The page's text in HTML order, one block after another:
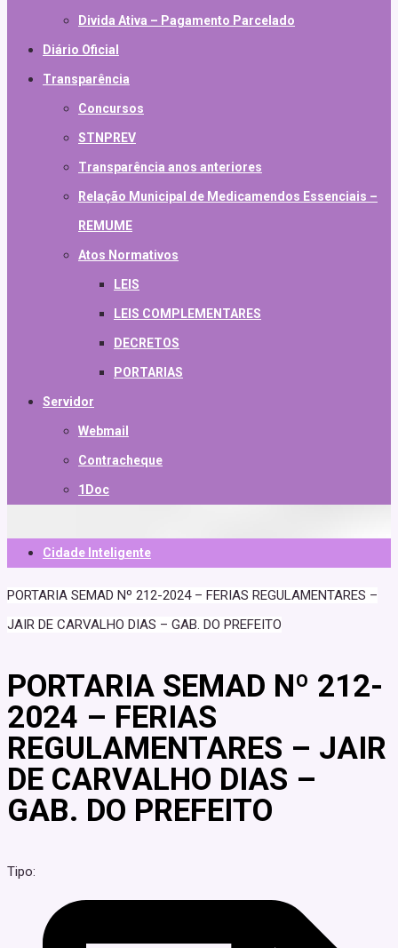
Divida Ativa – Pagamento Parcelado
Diário Oficial
Transparência
Concursos
STNPREV
Transparência anos anteriores
Relação Municipal de Medicamendos Essenciais –
REMUME
Atos Normativos
LEIS
LEIS COMPLEMENTARES
DECRETOS
PORTARIAS
Servidor
Webmail
Contracheque
1Doc
Cidade Inteligente
PORTARIA SEMAD Nº 212-2024 – FERIAS REGULAMENTARES –
JAIR DE CARVALHO DIAS – GAB. DO PREFEITO
PORTARIA SEMAD Nº 212-
2024 – FERIAS
REGULAMENTARES – JAIR
DE CARVALHO DIAS –
GAB. DO PREFEITO
Tipo: